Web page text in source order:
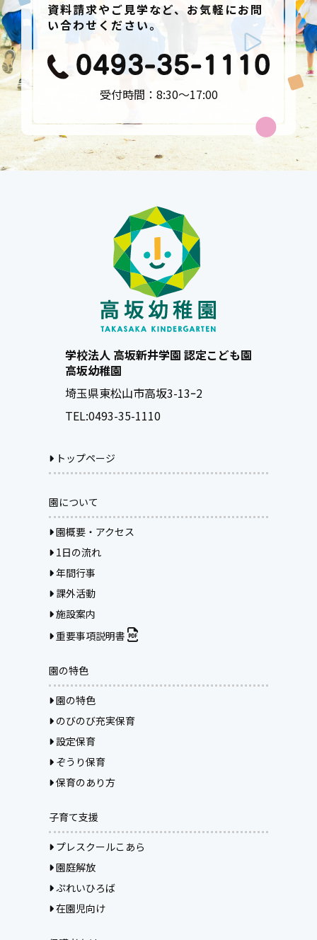
資料請求やご見学など、お気軽にお問
い合わせください。
受付時間：8:30〜17:00
学校法人 高坂新井学園 認定こども園
高坂幼稚園
埼玉県東松山市高坂3-13ｰ2
TEL:0493-35-1110
トップページ
園について
園概要・アクセス
1日の流れ
年間行事
課外活動
施設案内
重要事項説明書
園の特色
園の特色
のびのび充実保育
設定保育
ぞうり保育
保育のあり方
子育て支援
プレスクールこあら
園庭解放
ぷれいひろば
在園児向け